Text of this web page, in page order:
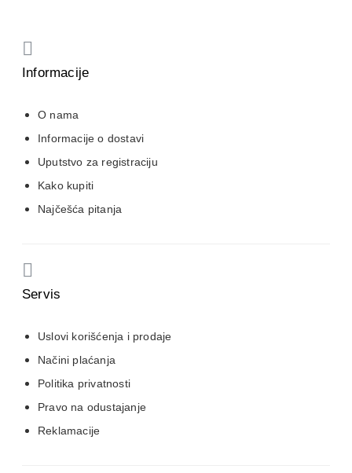
Informacije
O nama
Informacije o dostavi
Uputstvo za registraciju
Kako kupiti
Najčešća pitanja
Servis
Uslovi korišćenja i prodaje
Načini plaćanja
Politika privatnosti
Pravo na odustajanje
Reklamacije